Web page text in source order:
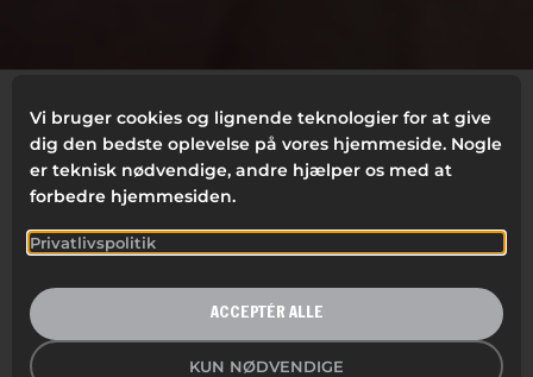
FILTRER
ALLE ERGONOMI
Vi bruger cookies og lignende teknologier for at give
dig den bedste oplevelse på vores hjemmeside. Nogle
er teknisk nødvendige, andre hjælper os med at
forbedre hjemmesiden.
Privatlivspolitik
KUN NØDVENDIGE
ACCEPTÉR ALLE